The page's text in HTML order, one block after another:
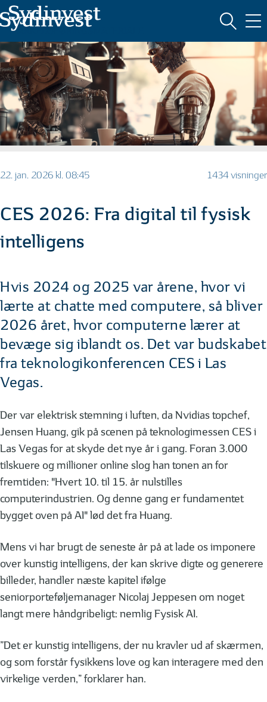
MARKEDSFØRINGSMATERIALE
22. jan. 2026 kl. 08:45 1434 visninger
CES 2026: Fra digital til fysisk
intelligens
Hvis 2024 og 2025 var årene, hvor vi
lærte at chatte med computere, så bliver
2026 året, hvor computerne lærer at
bevæge sig iblandt os. Det var budskabet
fra teknologikonferencen CES i Las
Vegas.
Der var elektrisk stemning i luften, da Nvidias topchef,
Jensen Huang, gik på scenen på teknologimessen CES i
Las Vegas for at skyde det nye år i gang. Foran 3.000
tilskuere og millioner online slog han tonen an for
fremtiden: "Hvert 10. til 15. år nulstilles
computerindustrien. Og denne gang er fundamentet
bygget oven på AI" lød det fra Huang.
Mens vi har brugt de seneste år på at lade os imponere
over kunstig intelligens, der kan skrive digte og generere
billeder, handler næste kapitel ifølge
seniorporteføljemanager Nicolaj Jeppesen om noget
langt mere håndgribeligt: nemlig Fysisk AI.
”Det er kunstig intelligens, der nu kravler ud af skærmen,
og som forstår fysikkens love og kan interagere med den
virkelige verden,” forklarer han.